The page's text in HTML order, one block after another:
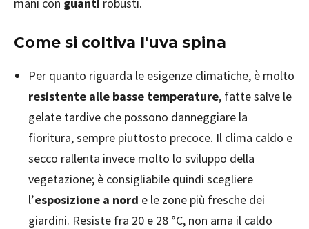
Come si coltiva l'uva spina
Per quanto riguarda le esigenze climatiche, è molto
resistente alle basse temperature, fatte salve le
gelate tardive che possono danneggiare la
fioritura, sempre piuttosto precoce. Il clima caldo e
secco rallenta invece molto lo sviluppo della
vegetazione; è consigliabile quindi scegliere
l’esposizione a nord e le zone più fresche dei
giardini. Resiste fra 20 e 28 °C, non ama il caldo